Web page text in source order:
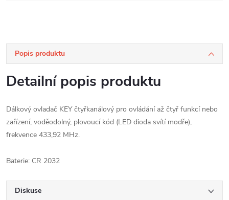
Popis produktu
Detailní popis produktu
Dálkový ovladač KEY čtyřkanálový pro ovládání až čtyř funkcí nebo
zařízení, voděodolný, plovoucí kód (LED dioda svítí modře),
frekvence 433,92 MHz.
Baterie: CR 2032
Diskuse